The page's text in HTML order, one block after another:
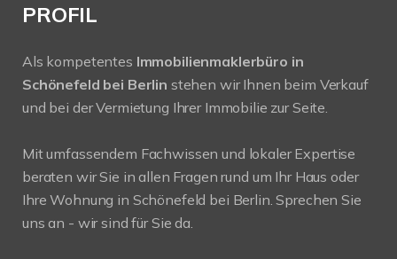
PROFIL
Als kompetentes Immobilienmaklerbüro in
Schönefeld bei Berlin stehen wir Ihnen beim Verkauf
und bei der Vermietung Ihrer Immobilie zur Seite.
Mit umfassendem Fachwissen und lokaler Expertise
beraten wir Sie in allen Fragen rund um Ihr Haus oder
Ihre Wohnung in Schönefeld bei Berlin. Sprechen Sie
uns an - wir sind für Sie da.